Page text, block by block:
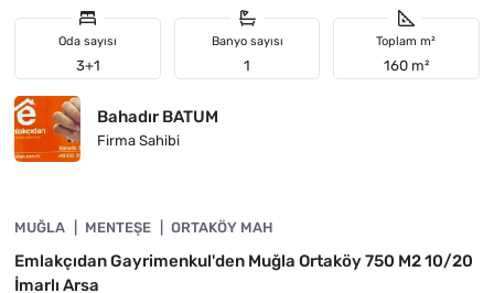
Oda sayısı
3+1
Banyo sayısı
1
Toplam m²
160 m²
Bahadır BATUM
Firma Sahibi
YATIRIMA UYGUN
MUĞLA MENTEŞE ORTAKÖY MAH
Emlakçıdan Gayrimenkul'den Muğla Ortaköy 750 M2 10/20
İmarlı Arsa